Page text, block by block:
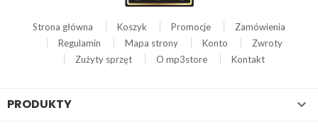
Strona główna Koszyk Promocje
Zamówienia
Regulamin
Mapa strony Konto
Zwroty
Zużyty sprzęt
O mp3store Kontakt
PRODUKTY 